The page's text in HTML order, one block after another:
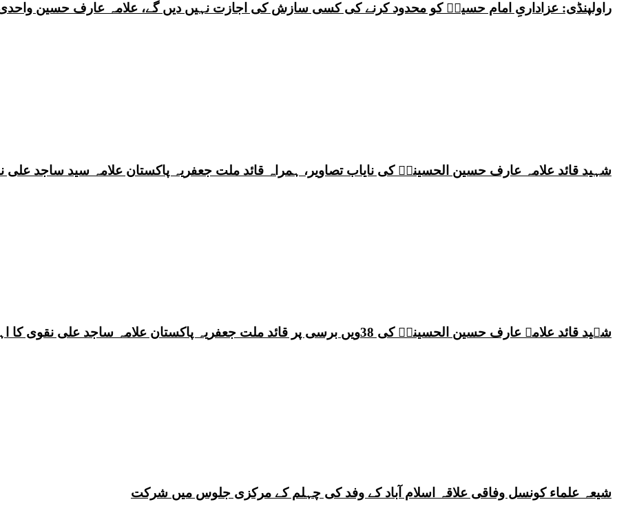
راولپنڈی: عزاداریِ امام حسینؑ کو محدود کرنے کی کسی سازش کی اجازت نہیں دیں گے، علامہ عارف حسین
شہید قائد علامہ عارف حسین الحسینیؒ کی نایاب تصاویر، ہمراہ قائد ملت جعفریہ پاکستان علامہ سید ساجد علی
شہید قائد علامہ عارف حسین الحسینیؒ کی 38ویں برسی پر قائد ملت جعفریہ پاکستان علامہ ساجد علی نقوی کا اہم پیغام
شیعہ علماء کونسل وفاقی علاقہ اسلام آباد کے وفد کی چہلم کے مرکزی جلوس میں شرکت